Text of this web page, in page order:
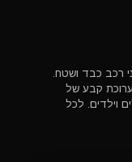
רכב כבד ושטח.
קבע של
וילדים. לכל